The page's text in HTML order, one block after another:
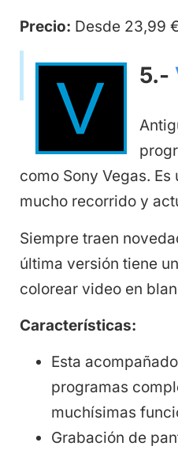
Precio: Desde 23,99
5.-
como Sony Vegas.
mucho recorrido y
Siempre traen
última versión tiene
colorear video en
Características:
Esta
programas
muchísimas
Grabación de